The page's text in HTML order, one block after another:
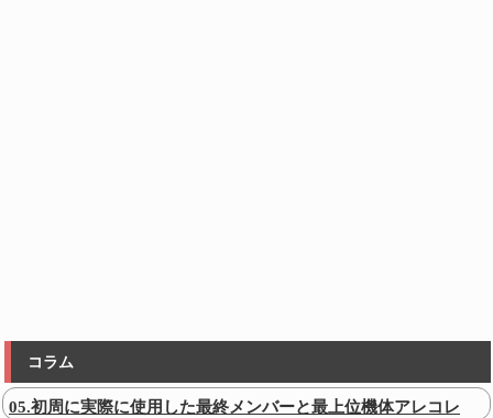
コラム
05.初周に実際に使用した最終メンバーと最上位機体アレコレ